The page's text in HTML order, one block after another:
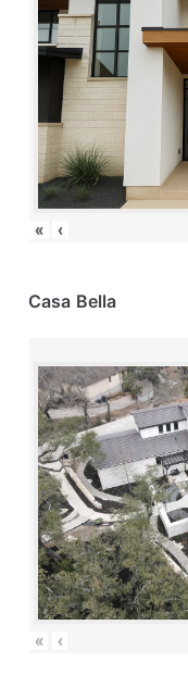
« ‹
Casa Bella
« ‹